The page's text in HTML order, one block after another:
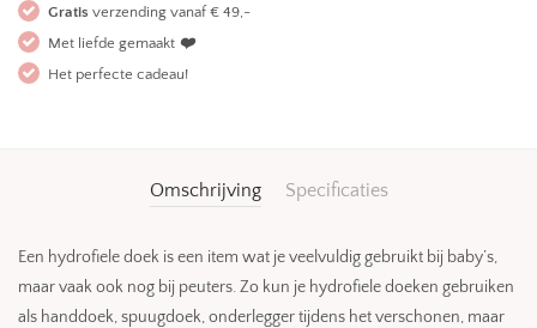
Gratis verzending vanaf € 49,-
Met liefde gemaakt ❤️
Het perfecte cadeau!
Omschrijving Specificaties
Een hydrofiele doek is een item wat je veelvuldig gebruikt bij baby’s,
maar vaak ook nog bij peuters. Zo kun je hydrofiele doeken gebruiken
als handdoek, spuugdoek, onderlegger tijdens het verschonen, maar